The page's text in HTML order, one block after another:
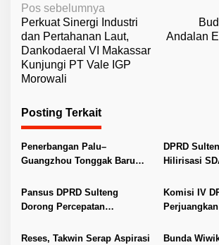
N
a
v
i
a
s
i
p
o
s
Pos sebelumnya
Perkuat Sinergi Industri
dan Pertahanan Laut,
Dankodaeral VI Makassar
Kunjungi PT Vale IGP
Morowali
Andalan
Posting Terkait
Penerbangan Palu–
Guangzhou Tonggak Baru
DPRD
Hilirisasi
Pansus DPRD Sulteng
Dorong Percepatan
Sawit di Toli-Toli
Komisi IV
Reses, Takwin Serap Aspirasi
Bunda